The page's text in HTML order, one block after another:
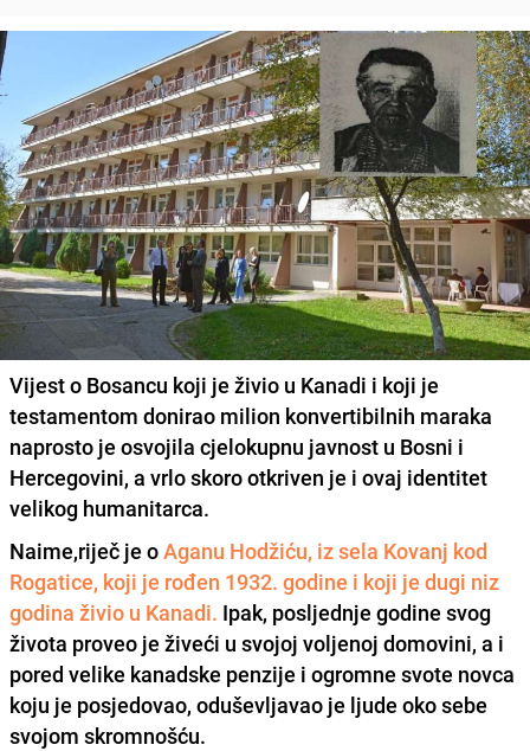
Vijest o Bosancu koji je živio u Kanadi i koji je
testamentom donirao milion konvertibilnih maraka
naprosto je osvojila cjelokupnu javnost u Bosni i
Hercegovini, a vrlo skoro otkriven je i ovaj identitet
velikog humanitarca.
Naime,riječ je oAganu Hodžiću, iz sela Kovanj kod
Rogatice, koji je rođen 1932. godine i koji je dugi niz
godina živio u Kanadi. Ipak, posljednje godine svog
života proveo je živeći u svojoj voljenoj domovini, a i
pored velike kanadske penzije i ogromne svote novca
koju je posjedovao, oduševljavao je ljude oko sebe
svojom skromnošću.